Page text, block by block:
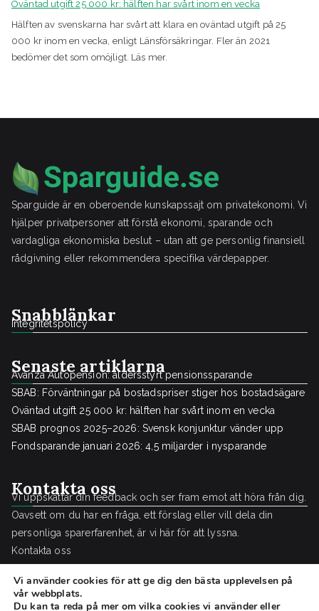
Oväntad utgift 25 000 kr: hälften har svårt inom en vecka
Hälften av svenskarna har svårt att klara en oväntad utgift på 25
000 kr inom en vecka, enligt Länsförsäkringar. Fler än 2021
bedömer det som omöjligt. Läs mer.
Sparguide är en oberoende kunskapssajt om privatekonomi. Vi
hjälper privatpersoner att förstå ekonomi, sparande och
vardagliga ekonomiska beslut – utan att ge personlig finansiell
rådgivning eller rekommendera specifika värdepapper.
Snabblänkar
Integritetspolicy
Senaste artiklarna
Avanza Autopension: åldersstyrt pensionssparande
SBAB: Förväntningar på bostadspriser stiger hos bostadsägare
Oväntad utgift 25 000 kr: hälften har svårt inom en vecka
SBAB prognos 2025–2026: Svensk konjunktur vänder upp
Fondsparande januari 2026: 4,5 miljarder i nysparande
Kontakta oss
Vi uppskattar din feedback och ser fram emot att höra från dig.
Oavsett om du har en fråga, ett förslag eller vill dela din
personliga sparerfarenhet, är vi här för att lyssna.
Kontakta oss
Vi använder cookies för att ge dig den bästa upplevelsen på
vår webbplats.
Du kan ta reda på mer om vilka cookies vi använder eller